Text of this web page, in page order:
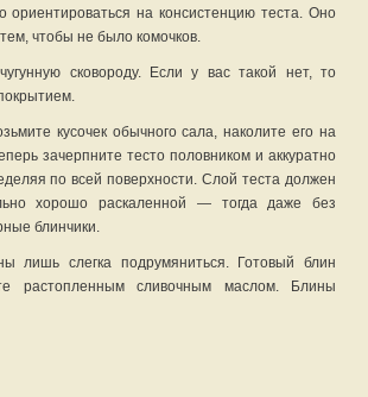
ориентироваться на консистенцию теста. Оно
чтобы не было комочков.
сковороду. Если у вас такой нет, то
кусочек обычного сала, наколите его на
зачерпните тесто половником и аккуратно
по всей поверхности. Слой теста должен
хорошо раскаленной — тогда даже без
блинчики.
слегка подрумяниться. Готовый блин
растопленным сливочным маслом. Блины